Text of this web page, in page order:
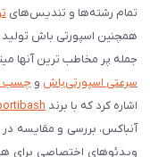
تمام رشته‌ها و تندیس‌های
همچنین اسپورتی باش تولید
جمله پر مخاطب ترین آنها
سرعتی اسپورتی‌باش و چسب
اشاره کرد که با برند
آنباکس، بررسی‌ و مقایسه
ویدئوهای اختصاصی برای